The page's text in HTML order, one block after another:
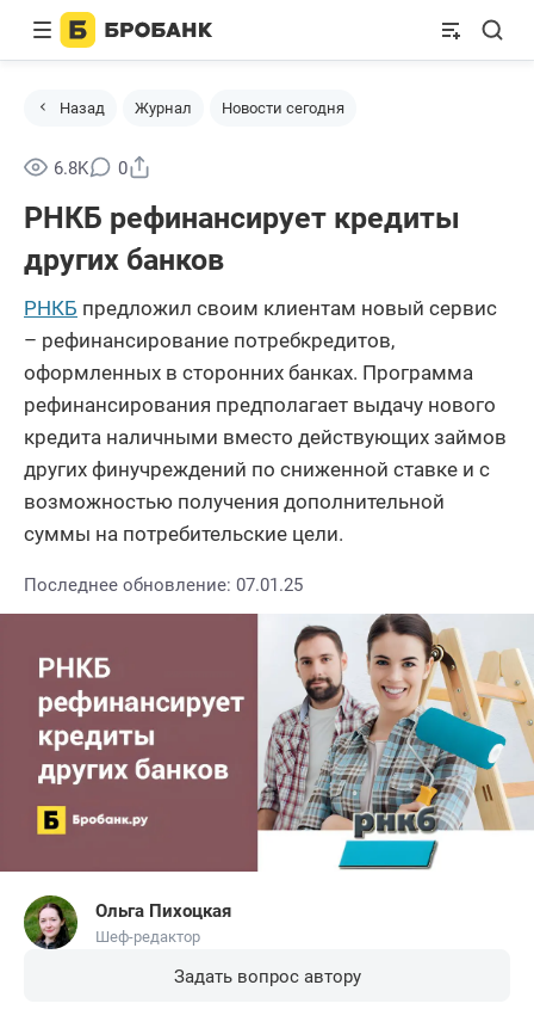
Назад Журнал Новости сегодня
6.8K 0
РНКБ рефинансирует кредиты
других банков
РНКБ предложил своим клиентам новый сервис
– рефинансирование потребкредитов,
оформленных в сторонних банках. Программа
рефинансирования предполагает выдачу нового
кредита наличными вместо действующих займов
других финучреждений по сниженной ставке и с
возможностью получения дополнительной
суммы на потребительские цели.
Последнее обновление: 07.01.25
Ольга Пихоцкая
Шеф-редактор
Задать вопрос автору